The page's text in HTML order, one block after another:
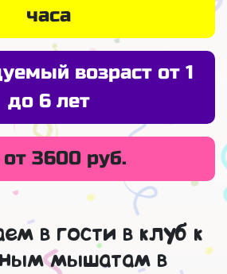
часа
возраст от 1
до 6 лет
3600 руб.
в гости в клуб к
мышатам в